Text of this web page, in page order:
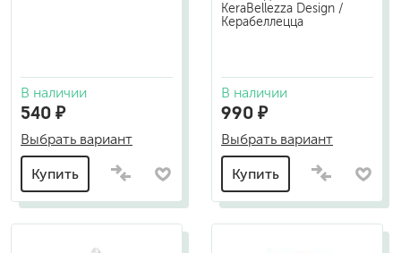
В наличии
540 ₽
Выбрать вариант
Купить
KeraBellezza Design /
Керабеллецца
В наличии
990 ₽
Выбрать вариант
Купить